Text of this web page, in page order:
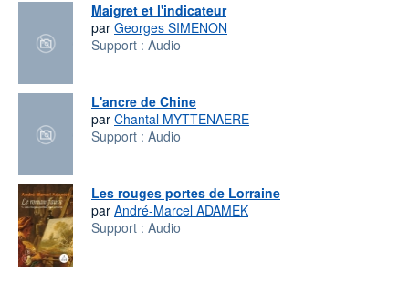
Maigret et l'indicateur
par Georges SIMENON
Support : Audio
L'ancre de Chine
par Chantal MYTTENAERE
Support : Audio
Les rouges portes de Lorraine
par André-Marcel ADAMEK
Support : Audio